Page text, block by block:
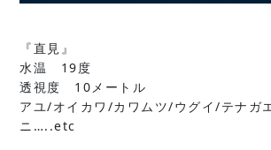
『直見』
水温 19度
透視度 10メートル
アユ/オイカワ/カワムツ/ウグイ/テナガ
ニ…..etc